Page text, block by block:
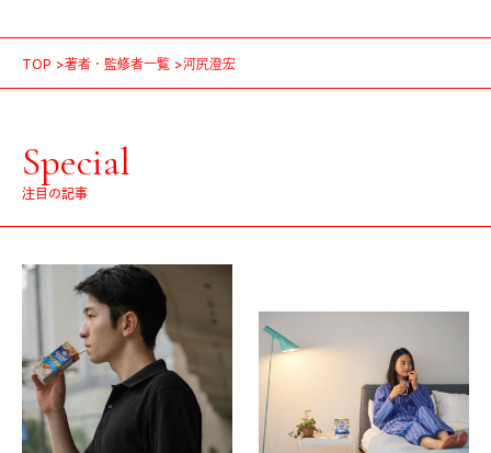
TOP 著者・監修者一覧 河尻澄宏
Special
注目の記事